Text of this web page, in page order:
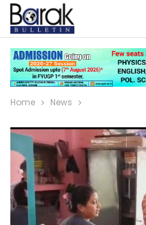
Home News